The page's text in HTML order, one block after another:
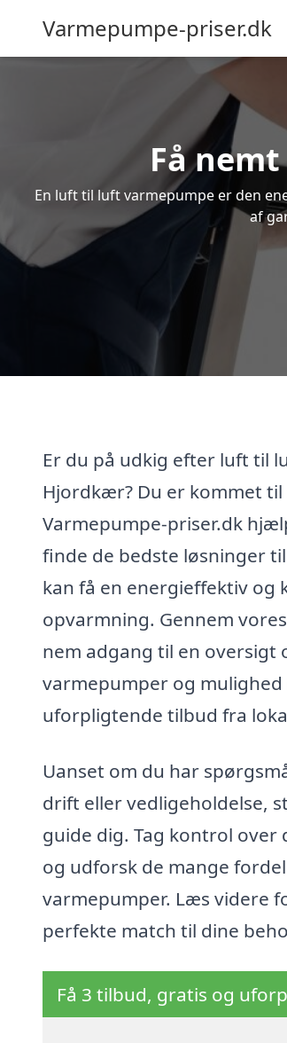
Varmepumpe-priser.dk
Få
En luft til luft varmepumpe er den
af
Er du på udkig efter luft til
Hjordkær? Du er kommet
Varmepumpe-priser.dk
finde de bedste løsninger
kan få en energieffektiv og
opvarmning. Gennem
nem adgang til en oversigt
varmepumper og
uforpligtende tilbud fra
Uanset om du har
drift eller vedligeholdelse,
guide dig. Tag kontrol
og udforsk de mange
varmepumper. Læs videre
perfekte match til dine
Få 3 tilbud, gratis og